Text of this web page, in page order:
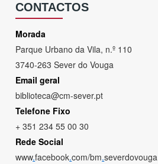
CONTACTOS
Morada
Parque Urbano da Vila, n.º 110
3740-263 Sever do Vouga
Email geral
biblioteca@cm-sever.pt
Telefone Fixo
+ 351 234 55 00 30
Rede Social
www.facebook.com/bm.severdovouga